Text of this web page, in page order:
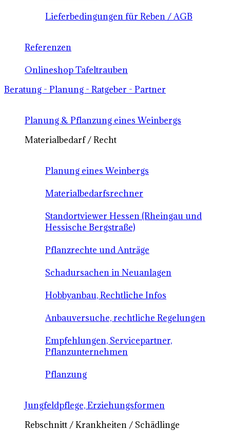
Lieferbedingungen für Reben / AGB
Referenzen
Onlineshop Tafeltrauben
Beratung - Planung - Ratgeber - Partner
Planung & Pflanzung eines Weinbergs
Materialbedarf / Recht
Planung eines Weinbergs
Materialbedarfsrechner
Standortviewer Hessen (Rheingau und
Hessische Bergstraße)
Pflanzrechte und Anträge
Schadursachen in Neuanlagen
Hobbyanbau, Rechtliche Infos
Anbauversuche, rechtliche Regelungen
Empfehlungen, Servicepartner,
Pflanzunternehmen
Pflanzung
Jungfeldpflege, Erziehungsformen
Rebschnitt / Krankheiten / Schädlinge